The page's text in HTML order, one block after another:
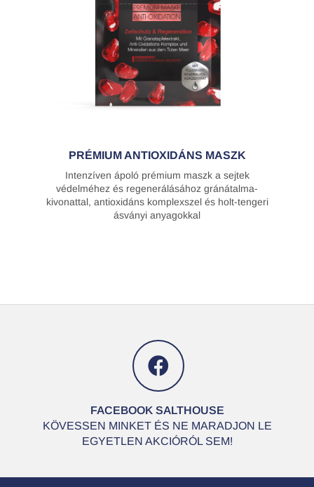
PRÉMIUM ANTIOXIDÁNS MASZK
Intenzíven ápoló prémium maszk a sejtek
védelméhez és regenerálásához gránátalma-
kivonattal, antioxidáns komplexszel és holt-tengeri
ásványi anyagokkal
FACEBOOK SALTHOUSE
KÖVESSEN MINKET ÉS NE MARADJON LE
EGYETLEN AKCIÓRÓL SEM!